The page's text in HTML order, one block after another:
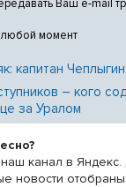
Ваш e-mail
момент
капитан
– кого
за Уралом
канал в Яндекс.
новости отобраны